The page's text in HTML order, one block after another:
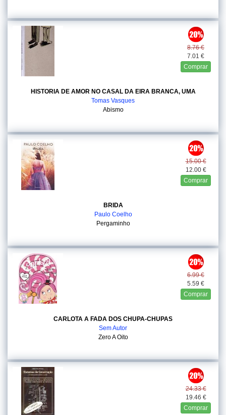
8.76 €
7.01 €
Comprar
HISTORIA DE AMOR NO CASAL DA EIRA BRANCA, UMA
Tomas Vasques
Abismo
15.00 €
12.00 €
Comprar
BRIDA
Paulo Coelho
Pergaminho
6.99 €
5.59 €
Comprar
CARLOTA A FADA DOS CHUPA-CHUPAS
Sem Autor
Zero A Oito
24.33 €
19.46 €
Comprar